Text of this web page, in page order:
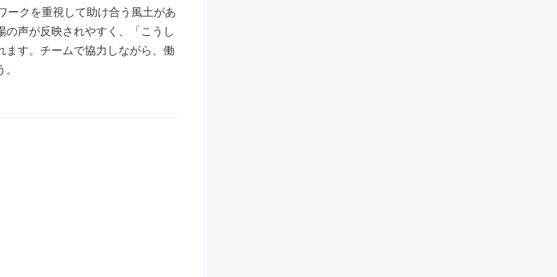
ークを重視して助け合う風土があ
声が反映されやすく、「こうし
ます。チームで協力しながら、働